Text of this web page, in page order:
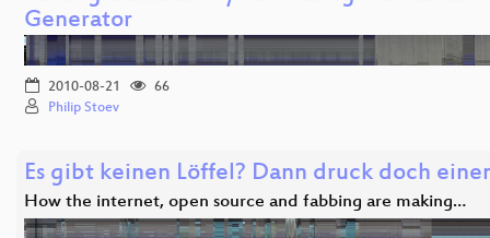
Generator
2010-08-21
66
Philip Stoev
Es gibt keinen Löffel? Dann druck doch
How the internet, open source and fabbing are making…